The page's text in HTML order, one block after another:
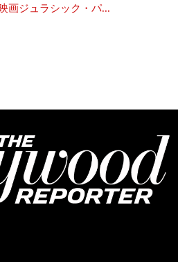
画ジュラシック・パ...